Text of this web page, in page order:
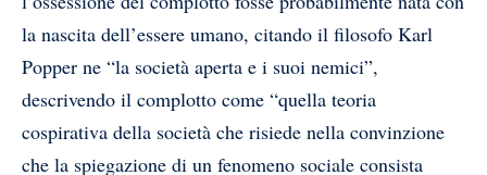
la nascita dell’essere umano, citando il filosofo Karl
Popper ne “la società aperta e i suoi nemici”,
descrivendo il complotto come “quella teoria
cospirativa della società che risiede nella convinzione
che la spiegazione di un fenomeno sociale consista